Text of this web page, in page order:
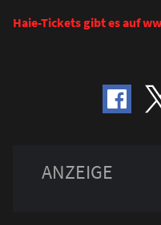
Haie-Tickets gibt es auf